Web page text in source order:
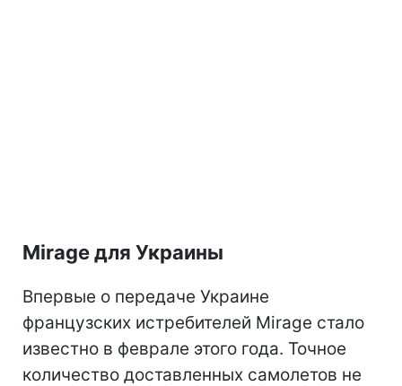
Mirage для Украины
Впервые о передаче Украине
французских истребителей Mirage стало
известно в феврале этого года. Точное
количество доставленных самолетов не